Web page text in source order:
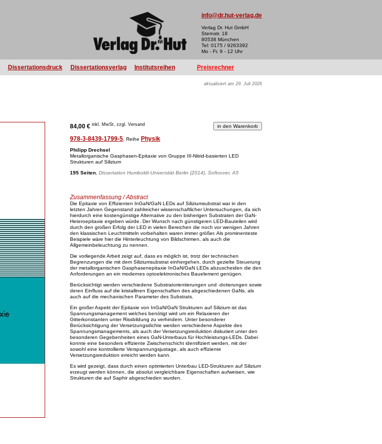
info@dr.hut-verlag.de
Verlag Dr. Hut GmbH
Sternstr. 18
80538 München
Tel: 0175 / 9263392
Mo - Fr, 9 - 12 Uhr
Dissertationsdruck Dissertationsverlag Institutsreihen Preisrechner
aktualisiert am 29. Juli 2026
84,00 € inkl. MwSt, zzgl. Versand
978-3-8439-1799-5 , Reihe Physik
Philipp Drechsel
Metallorganische Gasphasen-Epitaxie von Gruppe III-Nitrid-basierten LED
Strukturen auf Silizium
195 Seiten Dissertation Humboldt-Universität Berlin (2014), Softcover, A5
Zusammenfassung / Abstract
Die Epitaxie von Effizienten InGaN/GaN LEDs auf Siliziumsubstrat war in den
letzten Jahren Gegenstand zahlreicher wissenschaftlicher Untersuchungen, da sich
hierdurch eine kostengünstige Alternative zu den bisherigen Substraten der GaN-
Heteroepitaxie ergeben würde. Der Wunsch nach günstigeren LED-Bauteilen wird
durch den großen Erfolg der LED in vielen Bereichen die noch vor wenigen Jahren
den klassischen Leuchtmitteln vorbehalten waren immer größer. Als prominenteste
Beispiele wäre hier die Hinterleuchtung von Bildschirmen, als auch die
Allgemeinbeleuchtung zu nennen.
Die vorliegende Arbeit zeigt auf, dass es möglich ist, trotz der technischen
Begrenzungen die mit dem Siliziumsubstrat einhergehen, durch gezielte Steuerung
der metallorganischen Gasphasenepitaxie InGaN/GaN LEDs abzuscheiden die den
Anforderungen an ein modernes optoelektronisches Bauelement genügen.
Berücksichtigt werden verschiedene Substratorientierungen und -dotierungen sowie
deren Einfluss auf die kristallinen Eigenschaften des abgeschiedenen GaNs, als
auch auf die mechanischen Parameter des Substrats.
Ein großer Aspekt der Epitaxie von InGaN/GaN Strukturen auf Silizium ist das
Spannungsmanagement welches benötigt wird um ein Relaxieren der
Gitterkonstanten unter Rissbildung zu verhindern. Unter besonderer
Berücksichtigung der Versetzungsdichte werden verschiedene Aspekte des
Spannungsmanagements, als auch der Versetzungsreduktion diskutiert unter den
besonderen Gegebenheiten eines GaN-Unterbaus für Hochleistungs-LEDs. Dabei
konnte eine besonders effiziente Zwischenschicht identifiziert werden, mit der
sowohl eine kontrollierte Verspannungsjustage, als auch effiziente
Versetzungsreduktion erreicht werden kann.
Es wird gezeigt, dass durch einen optimierten Unterbau LED-Strukturen auf Silizium
erzeugt werden können, die absolut vergleichbare Eigenschaften aufweisen, wie
Strukturen die auf Saphir abgeschieden wurden.